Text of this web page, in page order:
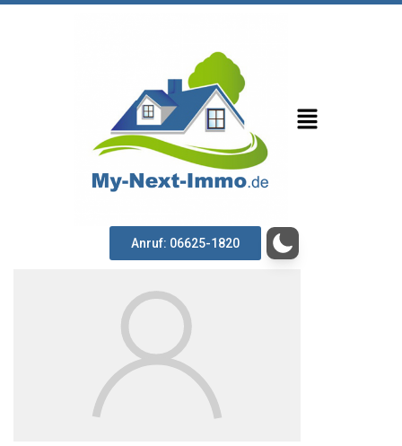
Anruf: 06625-1820